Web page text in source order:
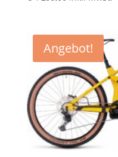
Angebot!